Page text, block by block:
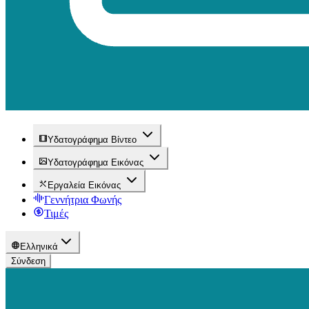
Υδατογράφημα Βίντεο
Υδατογράφημα Εικόνας
Εργαλεία Εικόνας
Γεννήτρια Φωνής
Τιμές
Ελληνικά
Σύνδεση